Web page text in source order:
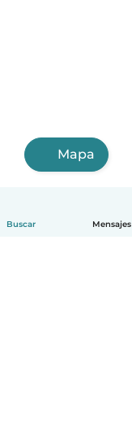
Buscar Mensajes
Mapa